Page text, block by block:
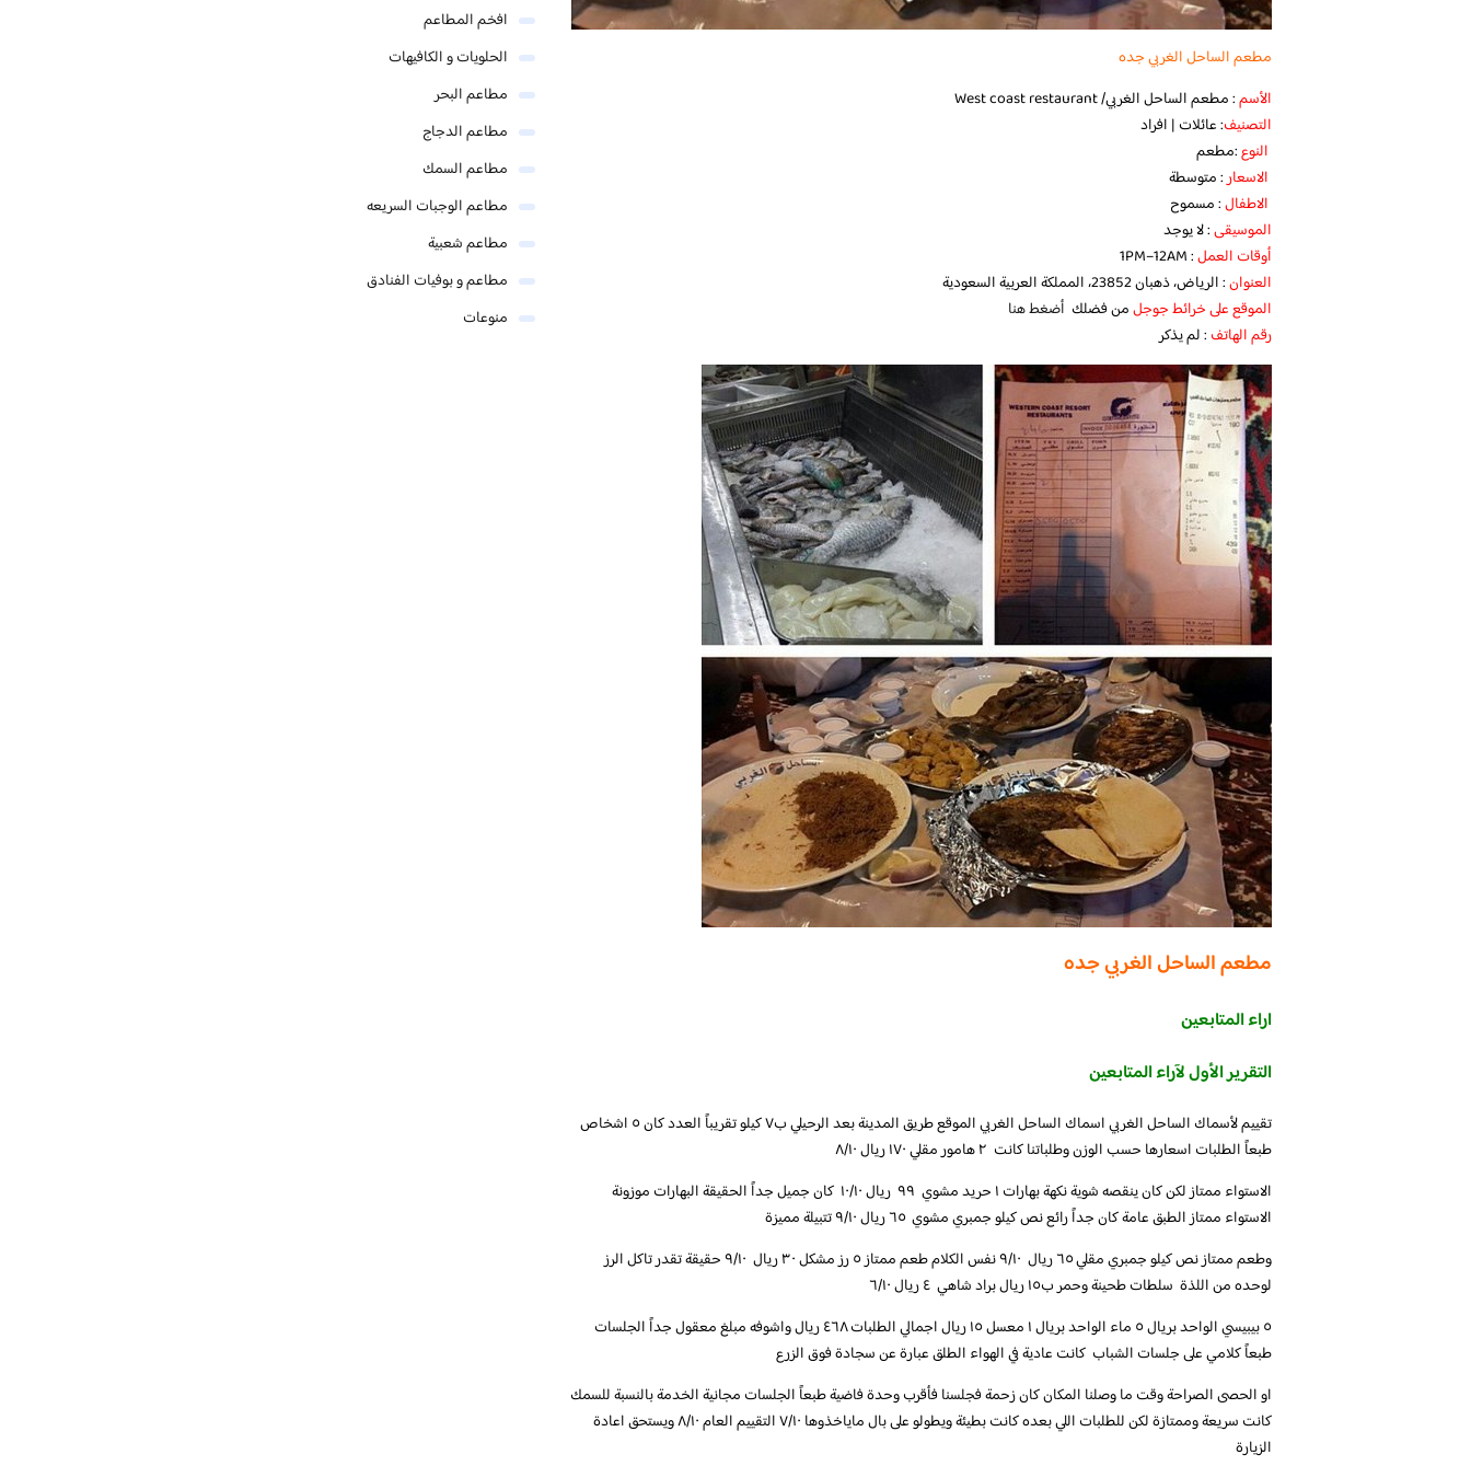
مطعم الساحل الغربي جده
الأسم: مطعم الساحل الغربي/ West coast restaurant
التصنيف: عائلات | افراد
النوع:مطعم
الاسعار: متوسطة
الاطفال: مسموح
الموسيقى: لا يوجد
أوقات العمل: 1PM–12AM
العنوان: الرياض، ذهبان 23852، المملكة العربية السعودية
الموقع على خرائط جوجلمن فضلك أضغط هنا
رقم الهاتف: ‪لم يذكر
مطعم الساحل الغربي جده
اراء المتابعين
التقرير الأول لآراء المتابعين
تقييم لأسماك الساحل الغربي اسماك الساحل الغربي الموقع طريق المدينة بعد الرحيلي ب٧ كيلو تقريباً العدد كان ٥ اشخاص
طبعاً الطلبات اسعارها حسب الوزن وطلباتنا كانت ٢ هامور مقلي ١٧٠ ريال ٨/١٠
الاستواء ممتاز لكن كان ينقصه شوية نكهة بهارات ١ حريد مشوي ٩٩ ريال ١٠/١٠ كان جميل جداً الحقيقة البهارات موزونة
الاستواء ممتاز الطبق عامة كان جداً رائع نص كيلو جمبري مشوي ٦٥ ريال ٩/١٠ تتبيلة مميزة
وطعم ممتاز نص كيلو جمبري مقلي ٦٥ ريال ٩/١٠ نفس الكلام طعم ممتاز ٥ رز مشكل ٣٠ ريال ٩/١٠ حقيقة تقدر تاكل الرز
لوحده من اللذة سلطات طحينة وحمر ب١٥ ريال براد شاهي ٤ ريال ٦/١٠
٥ بيبيسي الواحد بريال ٥ ماء الواحد بريال ١ معسل ١٥ ريال اجمالي الطلبات ٤٦٨ ريال واشوفه مبلغ معقول جداً الجلسات
طبعاً كلامي على جلسات الشباب كانت عادية في الهواء الطلق عبارة عن سجادة فوق الزرع
او الحصى الصراحة وقت ما وصلنا المكان كان زحمة فجلسنا فأقرب وحدة فاضية طبعاً الجلسات مجانية الخدمة بالنسبة للسمك
كانت سريعة وممتازة لكن للطلبات اللي بعده كانت بطيئة ويطولو على بال ماياخذوها ٧/١٠ التقييم العام ٨/١٠ ويستحق اعادة
الزيارة
افخم المطاعم
الحلويات و الكافيهات ‎
مطاعم البحر
مطاعم الدجاج
مطاعم السمك
مطاعم الوجبات السريعه
مطاعم شعبية
مطاعم و بوفيات الفنادق
منوعات